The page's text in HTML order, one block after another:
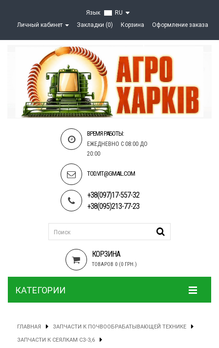
Язык
RU
Личный кабинет
Закладки (0) Корзина Оформление заказа
ВРЕМЯ РАБОТЫ:
ЕЖЕДНЕВНО С 08:00 ДО
20:00
TOD.VIT@GMAIL.COM
+38(097)17-557-32
+38(095)213-77-23
КОРЗИНА
ТОВАРОВ 0 (0 ГРН.)
КАТЕГОРИИ
ГЛАВНАЯ ЗАПЧАСТИ К ПОЧВООБРАБАТЫВАЮЩЕЙ ТЕХНИКЕ
ЗАПЧАСТИ К СЕЯЛКАМ СЗ-3,6